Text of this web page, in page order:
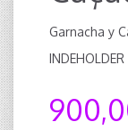
Garnacha y
INDEHOLDER